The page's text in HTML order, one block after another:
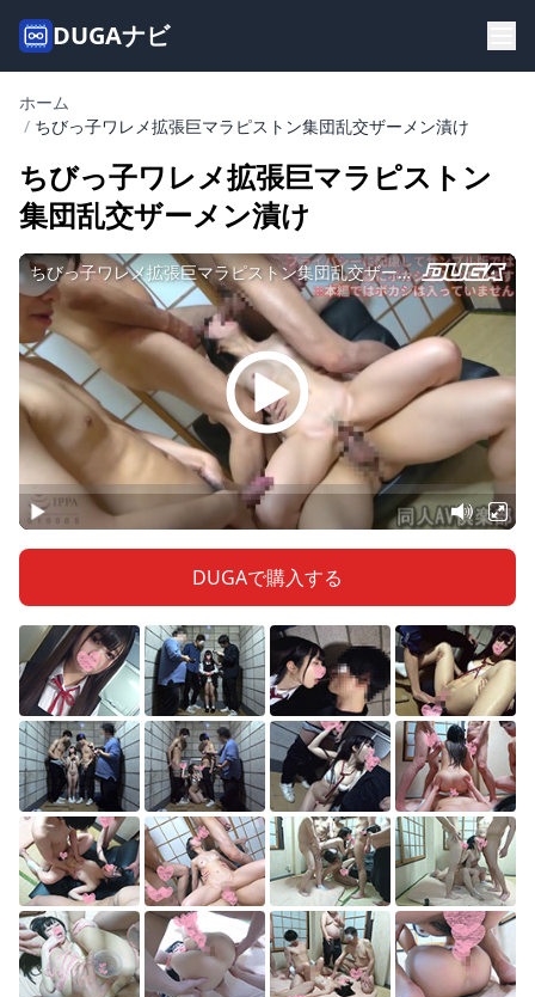
DUGAナビ
ホーム
/ ちびっ子ワレメ拡張巨マラピストン集団乱交ザーメン漬け
ちびっ子ワレメ拡張巨マラピストン
集団乱交ザーメン漬け
DUGAで購入する